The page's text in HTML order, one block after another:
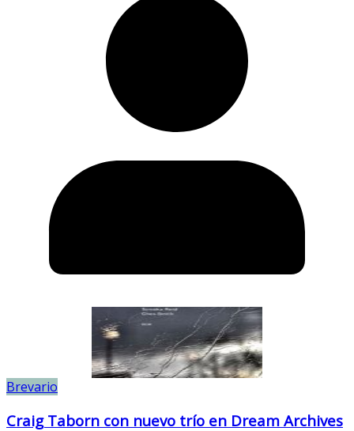
Brevario
Craig Taborn con nuevo trío en Dream Archives